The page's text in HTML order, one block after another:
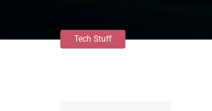
Tech Stuff